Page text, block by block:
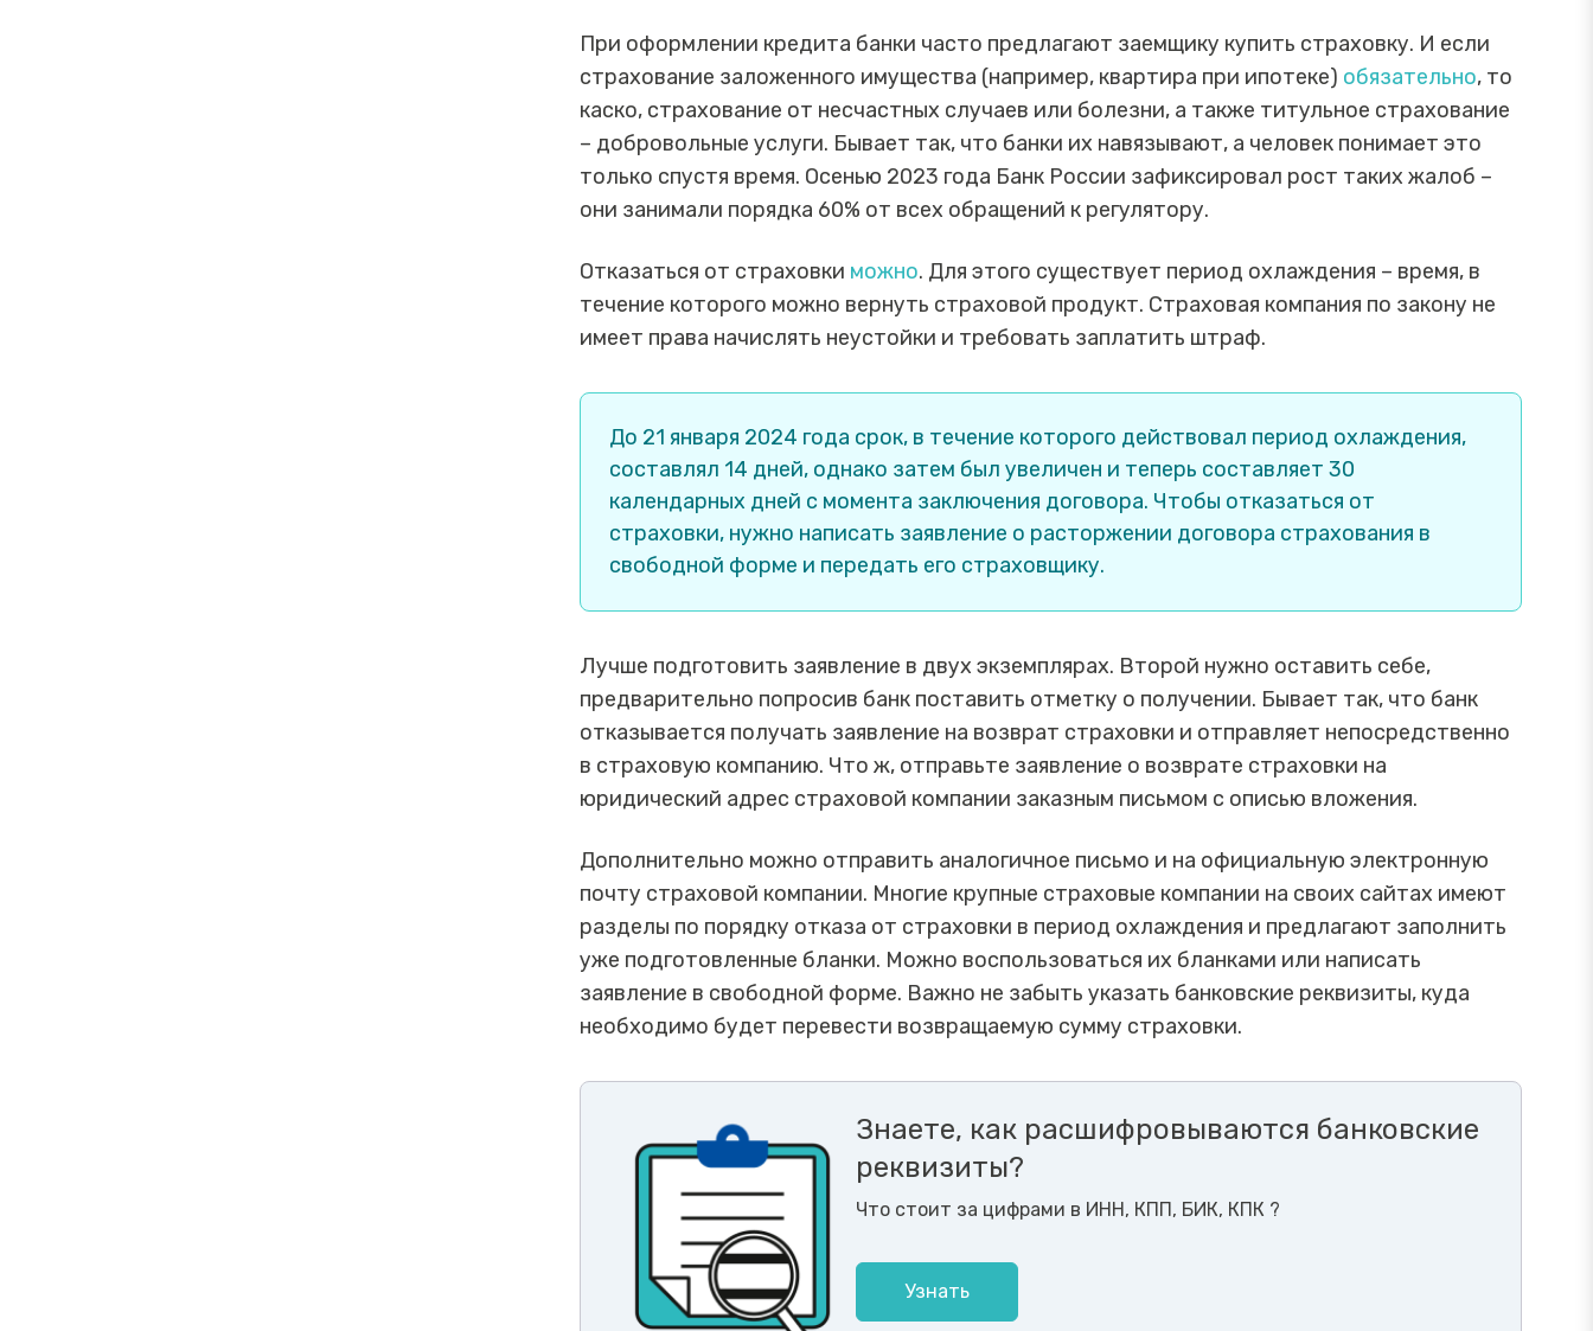
При оформлении кредита банки часто предлагают заемщику купить страховку. И если
страхование заложенного имущества (например, квартира при ипотеке) обязательно, то
каско, страхование от несчастных случаев или болезни, а также титульное страхование
– добровольные услуги. Бывает так, что банки их навязывают, а человек понимает это
только спустя время. Осенью 2023 года Банк России зафиксировал рост таких жалоб –
они занимали порядка 60% от всех обращений к регулятору.
Отказаться от страховки можно. Для этого существует период охлаждения – время, в
течение которого можно вернуть страховой продукт. Страховая компания по закону не
имеет права начислять неустойки и требовать заплатить штраф.
До 21 января 2024 года срок, в течение которого действовал период охлаждения,
составлял 14 дней, однако затем был увеличен и теперь составляет 30
календарных дней с момента заключения договора. Чтобы отказаться от
страховки, нужно написать заявление о расторжении договора страхования в
свободной форме и передать его страховщику.
Лучше подготовить заявление в двух экземплярах. Второй нужно оставить себе,
предварительно попросив банк поставить отметку о получении. Бывает так, что банк
отказывается получать заявление на возврат страховки и отправляет непосредственно
в страховую компанию. Что ж, отправьте заявление о возврате страховки на
юридический адрес страховой компании заказным письмом с описью вложения.
Дополнительно можно отправить аналогичное письмо и на официальную электронную
почту страховой компании. Многие крупные страховые компании на своих сайтах имеют
разделы по порядку отказа от страховки в период охлаждения и предлагают заполнить
уже подготовленные бланки. Можно воспользоваться их бланками или написать
заявление в свободной форме. Важно не забыть указать банковские реквизиты, куда
необходимо будет перевести возвращаемую сумму страховки.
Знаете, как расшифровываются банковские
реквизиты?
Что стоит за цифрами в ИНН, КПП, БИК, КПК ?
Узнать